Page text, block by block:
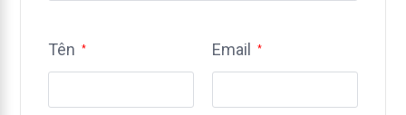
Tên * Email *